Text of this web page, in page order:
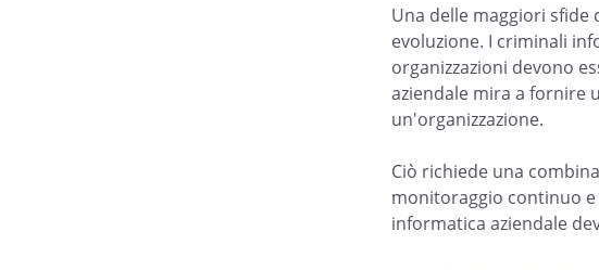
Una delle maggiori sfide
evoluzione. I criminali
organizzazioni devono
aziendale mira a fornire
un'organizzazione.
Ciò richiede una
monitoraggio continuo e
informatica aziendale